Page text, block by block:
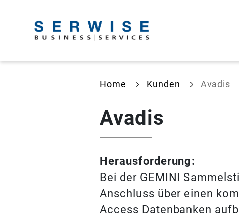
Home Kunden Avadis
Avadis
Herausforderung:
Bei der GEMINI
Anschluss über einen
Access Datenbanken